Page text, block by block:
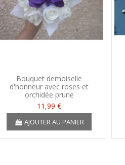
Bouquet demoiselle
d'honneur avec roses et
orchidée prune
11,99 €
AJOUTER AU PANIER